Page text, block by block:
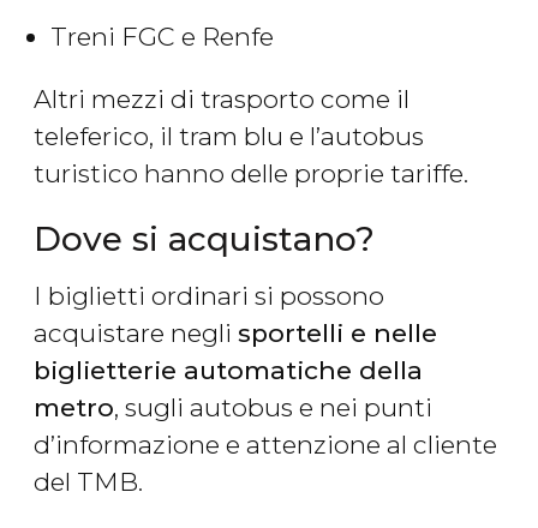
Treni FGC e Renfe
Altri mezzi di trasporto come il
teleferico, il tram blu e l’autobus
turistico hanno delle proprie tariffe.
Dove si acquistano?
I biglietti ordinari si possono
acquistare negli sportelli e nelle
biglietterie automatiche della
metro, sugli autobus e nei punti
d’informazione e attenzione al cliente
del TMB.